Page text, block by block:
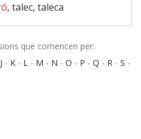
, talec, taleca
que comencen per:
J - K - L - M - N - O - P - Q - R - S -